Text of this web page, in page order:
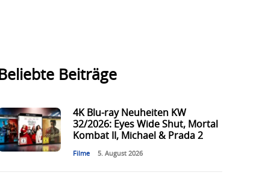
Beliebte Beiträge
4K Blu-ray Neuheiten KW
32/2026: Eyes Wide Shut, Mortal
Kombat II, Michael & Prada 2
Filme 5. August 2026